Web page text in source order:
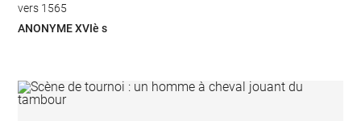
vers 1565
ANONYME XVIè s